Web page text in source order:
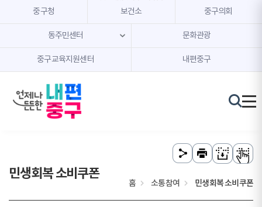
본문 내용 바로가기
주메뉴 바로가기
중구청 보건소 중구의회
동주민센터 문화관광
중구교육지원센터 내편중구
민생회복 소비쿠폰
홈 소통참여 민생회복 소비쿠폰